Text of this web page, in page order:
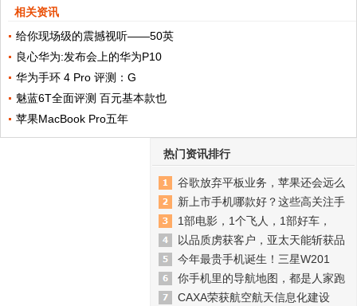
相关资讯
给你现场级的震撼视听——50英
良心华为:发布会上的华为P10
华为手环 4 Pro 评测：G
魅蓝6T全面评测 百元基本款也
苹果MacBook Pro五年
热门资讯排行
谷歌放弃平板业务，苹果还会远么
新上市手机哪款好？这些高关注手
1部电影，1个飞人，1部好车，
以品质虏获客户，亚太天能斩获品
今年最贵手机诞生！三星W201
你手机里的导航地图，都是人家跑
CAXA荣获航空航天信息化建设